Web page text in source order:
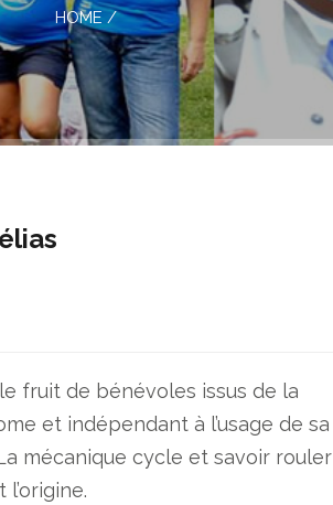
HOME /
fruit de bénévoles issus de la
et indépendant à l’usage de sa
mécanique cycle et savoir